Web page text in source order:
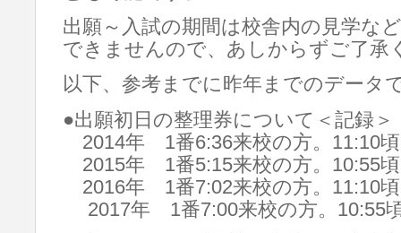
出願～入試の期間は校舎内の見学な
できませんので、あしからずご了承
以下、参考までに昨年までのデータ
●出願初日の整理券について＜記録＞
2014年 1番6:36来校の方。11:10
2015年 1番5:15来校の方。10:55
2016年 1番7:02来校の方。11:10
2017年 1番7:00来校の方。10:55